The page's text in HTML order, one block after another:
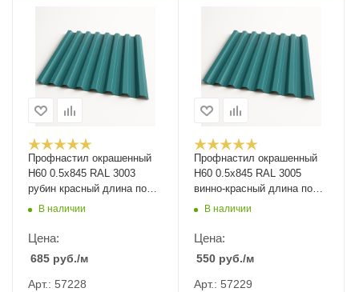
Профнастил окрашенный
Н60 0.5х845 RAL 3003
рубин красный длина под
заказ арт.1072555
В наличии
Цена:
685 руб./м
Арт.: 57228
Профнастил окрашенный
Н60 0.5х845 RAL 3005
винно-красный длина под
заказ арт.1051726
В наличии
Цена:
550 руб./м
Арт.: 57229